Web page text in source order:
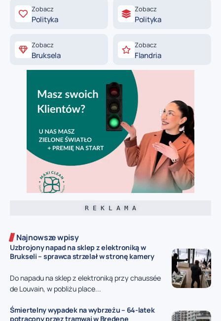
Zobacz
Polityka
Zobacz
Polityka
Zobacz
Bruksela
Zobacz
Flandria
R E K L A M A
Najnowsze wpisy
Uzbrojony napad na sklep z elektroniką w
Brukseli – sprawca strzelał w stronę kamery
Do napadu na sklep z elektroniką przy chaussée
de Louvain, w pobliżu place...
Śmiertelny wypadek na wybrzeżu – 64-latek
potrącony przez tramwaj w Bredene